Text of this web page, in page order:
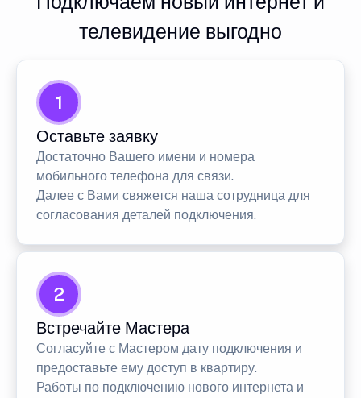
телевидение выгодно
1
Оставьте заявку
Достаточно Вашего имени и номера
мобильного телефона для связи.
Далее с Вами свяжется наша сотрудница для
согласования деталей подключения.
2
Встречайте Мастера
Согласуйте с Мастером дату подключения и
предоставьте ему доступ в квартиру.
Работы по подключению нового интернета и